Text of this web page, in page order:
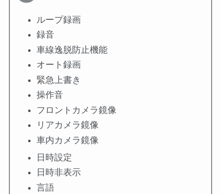
ループ録画
録音
車線逸脱防止機能
オート録画
緊急上書き
操作音
フロントカメラ鏡像
リアカメラ鏡像
車内カメラ鏡像
日時設定
日時非表示
言語